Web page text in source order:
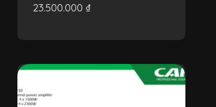
23.500.000 ₫